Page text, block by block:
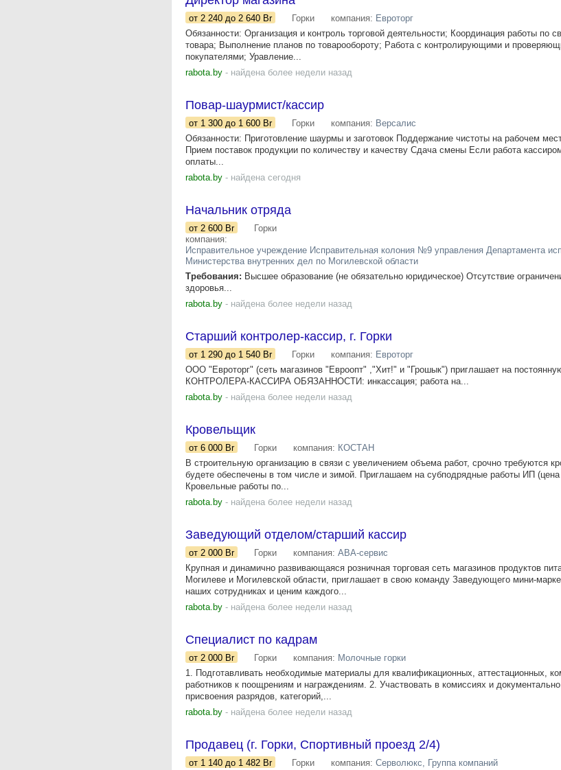
от 2 240 до 2 640 Br Горки компания: Евроторг
Обязанности: Организация и контроль торговой деятельности; Координация работы по
товара; Выполнение планов по товарообороту; Работа с контролирующими и
покупателями; Уравление...
rabota.by - найдена более недели назад
Повар-шаурмист/кассир
от 1 300 до 1 600 Br Горки компания: Версалис
Обязанности: Приготовление шаурмы и заготовок Поддержание чистоты на рабочем
Прием поставок продукции по количеству и качеству Сдача смены Если работа
оплаты...
rabota.by - найдена сегодня
Начальник отряда
от 2 600 Br
Горки
компания:
Исправительное учреждение Исправительная колония №9 управления Департамента
Министерства внутренних дел по Могилевской области
Требования: Высшее образование (не обязательно юридическое) Отсутствие
здоровья...
rabota.by - найдена более недели назад
Старший контролер-кассир, г. Горки
от 1 290 до 1 540 Br Горки компания: Евроторг
ООО "Евроторг" (сеть магазинов "Евроопт" ,"Хит!" и "Грошык") приглашает на
КОНТРОЛЕРА-КАССИРА ОБЯЗАННОСТИ: инкассация; работа на...
rabota.by - найдена более недели назад
Кровельщик
от 6 000 Br Горки компания: КОСТАН
В строительную организацию в связи с увеличением объема работ, срочно требуются
будете обеспечены в том числе и зимой. Приглашаем на субподрядные работы ИП (цена
Кровельные работы по...
rabota.by - найдена более недели назад
Заведующий отделом/старший кассир
от 2 000 Br Горки компания: АВА-сервис
Крупная и динамично развивающаяся розничная торговая сеть магазинов продуктов
Могилеве и Могилевской области, приглашает в свою команду Заведующего мини-
наших сотрудниках и ценим каждого...
rabota.by - найдена более недели назад
Специалист по кадрам
от 2 000 Br Горки компания: Молочные горки
1. Подготавливать необходимые материалы для квалификационных, аттестационных,
работников к поощрениям и награждениям. 2. Участвовать в комиссиях и
присвоения разрядов, категорий,...
rabota.by - найдена более недели назад
Продавец (г. Горки, Спортивный проезд 2/4)
от 1 140 до 1 482 Br Горки компания: Серволюкс, Группа компаний